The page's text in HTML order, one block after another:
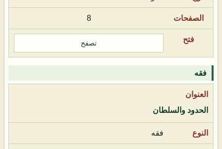
8
تصفح
فقه
الحدود والسلطان
فقه